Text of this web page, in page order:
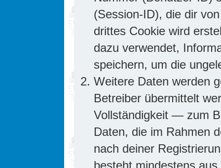
(Session-ID), die dir
drittes Cookie wird
dazu verwendet,
speichern, um die
Weitere Daten werden
Betreiber übermittelt
Vollständigkeit — zum
Daten, die im Rahmen
nach deiner